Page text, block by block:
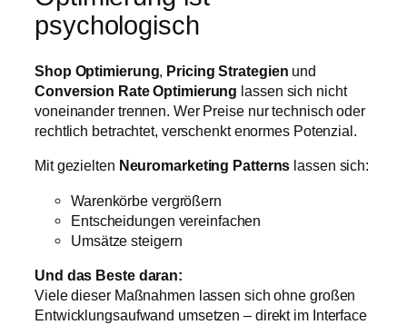
psychologisch
Shop Optimierung, Pricing Strategien und
Conversion Rate Optimierung lassen sich nicht
voneinander trennen. Wer Preise nur technisch oder
rechtlich betrachtet, verschenkt enormes Potenzial.
Mit gezielten Neuromarketing Patterns lassen sich:
Warenkörbe vergrößern
Entscheidungen vereinfachen
Umsätze steigern
Und das Beste daran:
Viele dieser Maßnahmen lassen sich ohne großen
Entwicklungsaufwand umsetzen – direkt im Interface